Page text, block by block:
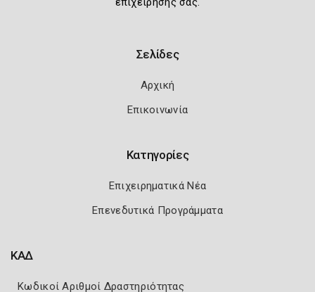
Σελίδες
Αρχική
Επικοινωνία
Κατηγορίες
Επιχειρηματικά Νέα
Επενεδυτικά Προγράμματα
ΚΑΔ
Κωδικοί Αριθμοί Δραστηριότητας